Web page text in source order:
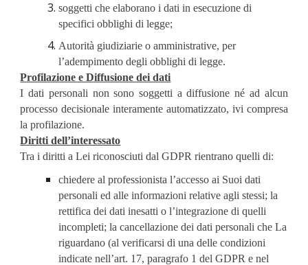
soggetti che elaborano i dati in esecuzione di
specifici obblighi di legge;
Autorità giudiziarie o amministrative, per
l’adempimento degli obblighi di legge.
Profilazione e Diffusione dei dati
I dati personali non sono soggetti a diffusione né ad alcun
processo decisionale interamente automatizzato, ivi compresa
la profilazione.
Diritti dell’interessato
Tra i diritti a Lei riconosciuti dal GDPR rientrano quelli di:
chiedere al professionista l’accesso ai Suoi dati
personali ed alle informazioni relative agli stessi; la
rettifica dei dati inesatti o l’integrazione di quelli
incompleti; la cancellazione dei dati personali che La
riguardano (al verificarsi di una delle condizioni
indicate nell’art. 17, paragrafo 1 del GDPR e nel